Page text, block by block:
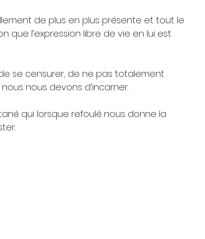
de plus en plus présente et tout le
que l’expression libre de vie en lui est
se censurer, de ne pas totalement
nous devons d’incarner.
qui lorsque refoulé nous donne la